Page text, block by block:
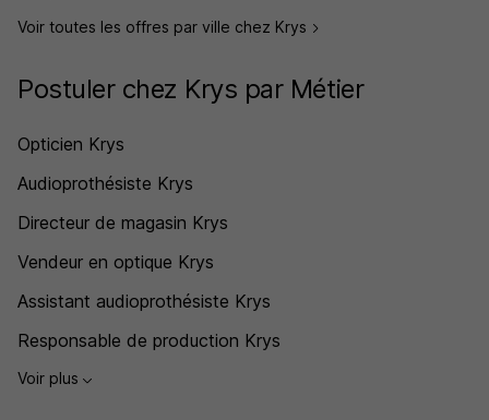
Voir toutes les offres par ville chez Krys
Postuler chez Krys par Métier
Opticien Krys
Audioprothésiste Krys
Directeur de magasin Krys
Vendeur en optique Krys
Assistant audioprothésiste Krys
Responsable de production Krys
Voir plus